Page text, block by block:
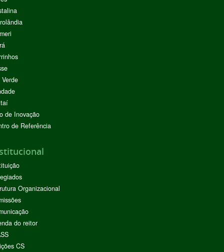
de Inovação
de Referência
Organizacional
do reitor
CS